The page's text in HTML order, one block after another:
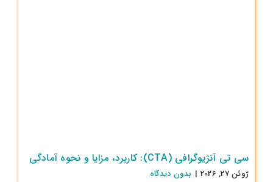
سی تی آنژیوگرافی (CTA): کاربرد، مزایا و نحوه آمادگی
ژوئن 27, 2026 | بدون ديدگاه